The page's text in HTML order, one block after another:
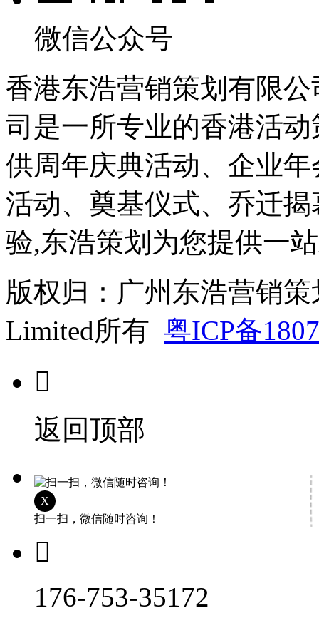
微信公众号
香港东浩营销策划有限
司是一所专业的香港活
供周年庆典活动、企业
活动、奠基仪式、乔迁
验,东浩策划为您提供一
版权归：广州东浩营销策
Limited所有 粤ICP备

返回顶部
X
扫一扫，微信随时咨询！

176-753-35172